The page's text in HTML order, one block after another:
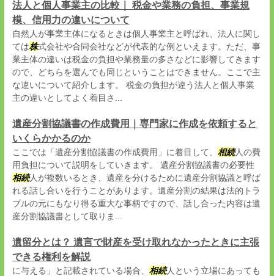
法人と個人事業主の比較｜ 税金や業務の負担、事業規
模、信用力の違いについて
自然人が事業主体になるときは個人事業主と呼ばれ、法人に関し
ては株式会社や合同会社などが代表的な例といえます。ただ、事
業主体の違いは税金の負担や業務量の多さなどに影響してきます
ので、どちらを選んでも同じということはできません。ここで主
な違いについて紹介します。 税金の負担が違う法人と個人事業
主の違いとしてよく着目さ...
遺産分割協議書の作成費用｜専門家に作成を依頼すると
いくらかかるのか
ここでは「遺産分割協議書の作成費用」に着目して、 相続人の費
用負担について説明をしていきます。 遺産分割協議書の必要性
相続人が複数いるとき、遺産を分けるために遺産分割協議と呼ば
れる話し合いを行うことがあります。遺産分割の結果は法的トラ
ブルの元にもなり得る重大な事柄ですので、話し合った内容は遺
産分割協議書として取りま...
遺留分とは？ 遺言で財産を受け取れなかったときに主張
できる権利を解説
に与える」と記載されている場合、 相続人という立場にあっても